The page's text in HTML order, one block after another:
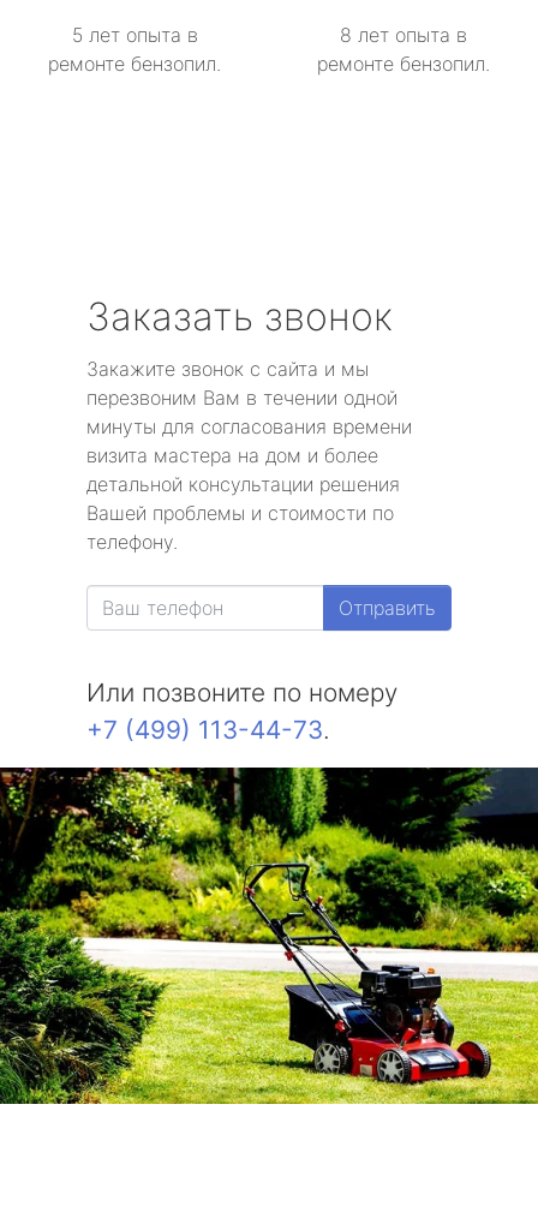
5 лет опыта в
ремонте бензопил.
8 лет опыта в
ремонте бензопил.
Заказать звонок
Закажите звонок с сайта и мы
перезвоним Вам в течении одной
минуты для согласования времени
визита мастера на дом и более
детальной консультации решения
Вашей проблемы и стоимости по
телефону.
Отправить
Или позвоните по номеру
+7 (499) 113-44-73.